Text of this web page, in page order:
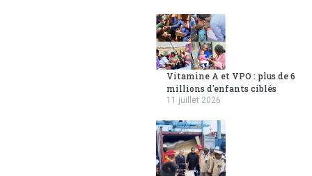
Vitamine A et VPO : plus de 6
millions d'enfants ciblés
11 juillet 2026